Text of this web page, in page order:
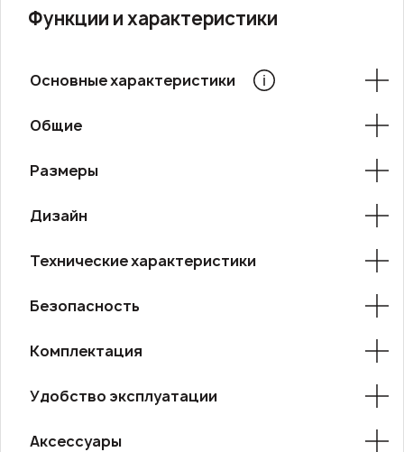
Функции и характеристики
Основные характеристики
Общие
Размеры
Дизайн
Технические характеристики
Безопасность
Комплектация
Удобство эксплуатации
Аксессуары